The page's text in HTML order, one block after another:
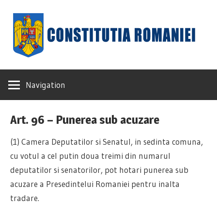
content
Constituția
României
Navigation
Art. 96 – Punerea sub acuzare
(1) Camera Deputatilor si Senatul, in sedinta comuna,
cu votul a cel putin doua treimi din numarul
deputatilor si senatorilor, pot hotari punerea sub
acuzare a Presedintelui Romaniei pentru inalta
tradare.